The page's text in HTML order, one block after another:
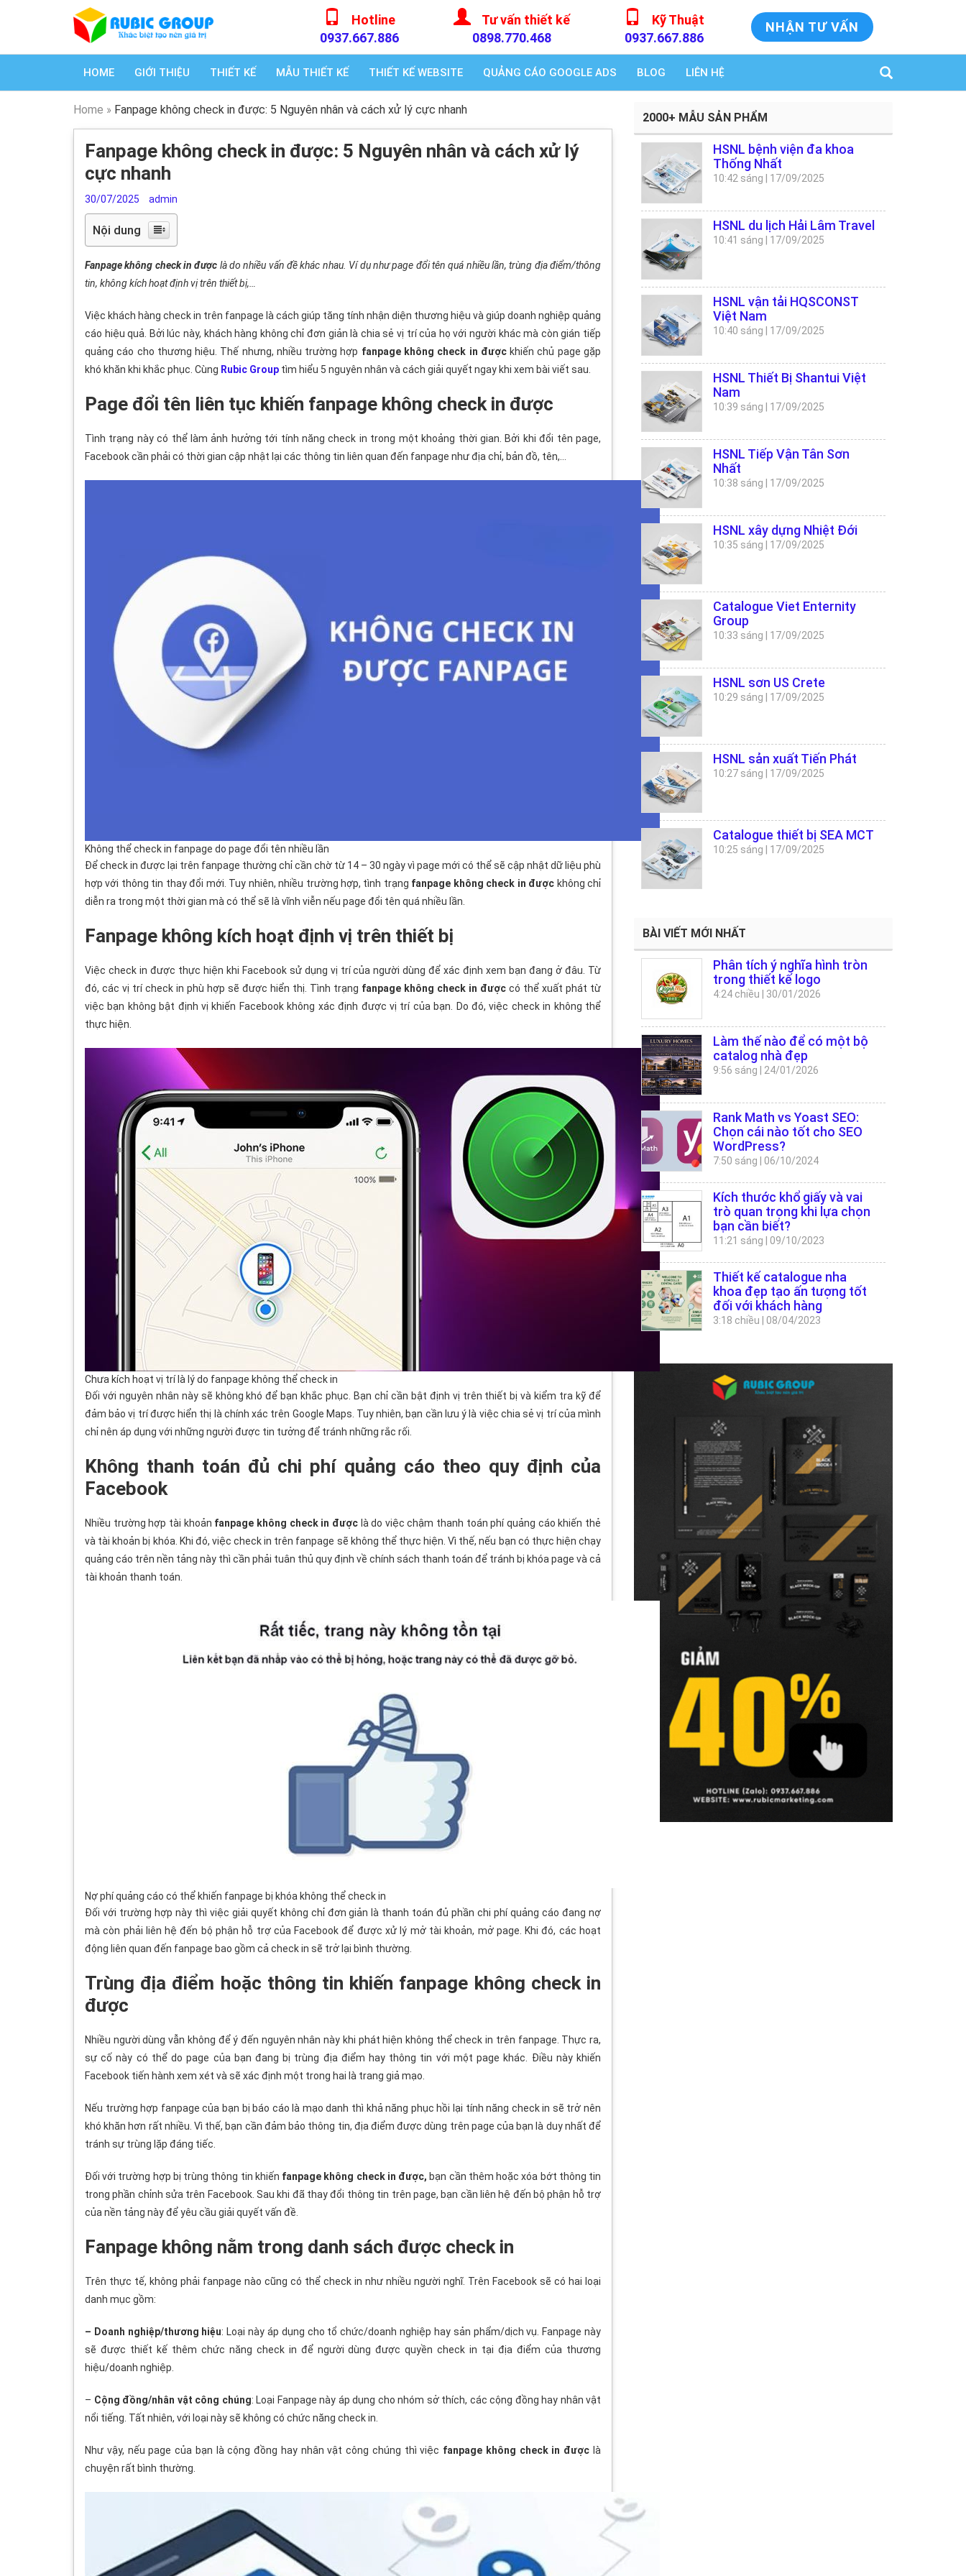
Hotline
0937.667.886
Tư vấn thiết kế
0898.770.468
Kỹ Thuật
0937.667.886
NHẬN TƯ VẤN
HOME GIỚI THIỆU THIẾT KẾ MẪU THIẾT KẾ THIẾT KẾ WEBSITE QUẢNG CÁO GOOGLE ADS BLOG LIÊN HỆ
Home » Fanpage không check in được: 5 Nguyên nhân và cách xử lý cực nhanh
Fanpage không check in được: 5 Nguyên nhân và cách xử lý
cực nhanh
30/07/2025 admin
Nội dung
Fanpage không check in được là do nhiều vấn đề khác nhau. Ví dụ như page đổi tên quá nhiều lần, trùng địa điểm/thông
tin, không kích hoạt định vị trên thiết bị,…
Việc khách hàng check in trên fanpage là cách giúp tăng tính nhận diện thương hiệu và giúp doanh nghiệp quảng
cáo hiệu quả. Bởi lúc này, khách hàng không chỉ đơn giản là chia sẻ vị trí của họ với người khác mà còn gián tiếp
quảng cáo cho thương hiệu. Thế nhưng, nhiều trường hợp fanpage không check in đượckhiến chủ page gặp
khó khăn khi khắc phục. Cùng Rubic Group tìm hiểu 5 nguyên nhân và cách giải quyết ngay khi xem bài viết sau.
Page đổi tên liên tục khiến fanpage không check in được
Tình trạng này có thể làm ảnh hưởng tới tính năng check in trong một khoảng thời gian. Bởi khi đổi tên page,
Facebook cần phải có thời gian cập nhật lại các thông tin liên quan đến fanpage như địa chỉ, bản đồ, tên,…
Không thể check in fanpage do page đổi tên nhiều lần
Để check in được lại trên fanpage thường chỉ cần chờ từ 14 – 30 ngày vì page mới có thể sẽ cập nhật dữ liệu phù
hợp với thông tin thay đổi mới. Tuy nhiên, nhiều trường hợp, tình trạng fanpage không check in được không chỉ
diễn ra trong một thời gian mà có thể sẽ là vĩnh viễn nếu page đổi tên quá nhiều lần.
Fanpage không kích hoạt định vị trên thiết bị
Việc check in được thực hiện khi Facebook sử dụng vị trí của người dùng để xác định xem bạn đang ở đâu. Từ
đó, các vị trí check in phù hợp sẽ được hiển thị. Tình trạng fanpage không check in được có thể xuất phát từ
việc bạn không bật định vị khiến Facebook không xác định được vị trí của bạn. Do đó, việc check in không thể
thực hiện.
Chưa kích hoạt vị trí là lý do fanpage không thể check in
Đối với nguyên nhân này sẽ không khó để bạn khắc phục. Bạn chỉ cần bật định vị trên thiết bị và kiểm tra kỹ để
đảm bảo vị trí được hiển thị là chính xác trên Google Maps. Tuy nhiên, bạn cần lưu ý là việc chia sẻ vị trí của mình
chỉ nên áp dụng với những người được tin tưởng để tránh những rắc rối.
Không thanh toán đủ chi phí quảng cáo theo quy định của
Facebook
Nhiều trường hợp tài khoản fanpage không check in đượclà do việc chậm thanh toán phí quảng cáo khiến thẻ
và tài khoản bị khóa. Khi đó, việc check in trên fanpage sẽ không thể thực hiện. Vì thế, nếu bạn có thực hiện chạy
quảng cáo trên nền tảng này thì cần phải tuân thủ quy định về chính sách thanh toán để tránh bị khóa page và cả
tài khoản thanh toán.
Nợ phí quảng cáo có thể khiến fanpage bị khóa không thể check in
Đối với trường hợp này thì việc giải quyết không chỉ đơn giản là thanh toán đủ phần chi phí quảng cáo đang nợ
mà còn phải liên hệ đến bộ phận hỗ trợ của Facebook để được xử lý mở tài khoản, mở page. Khi đó, các hoạt
động liên quan đến fanpage bao gồm cả check in sẽ trở lại bình thường.
Trùng địa điểm hoặc thông tin khiến fanpage không check in
được
Nhiều người dùng vẫn không để ý đến nguyên nhân này khi phát hiện không thể check in trên fanpage. Thực ra,
sự cố này có thể do page của bạn đang bị trùng địa điểm hay thông tin với một page khác. Điều này khiến
Facebook tiến hành xem xét và sẽ xác định một trong hai là trang giả mạo.
Nếu trường hợp fanpage của bạn bị báo cáo là mạo danh thì khả năng phục hồi lại tính năng check in sẽ trở nên
khó khăn hơn rất nhiều. Vì thế, bạn cần đảm bảo thông tin, địa điểm được dùng trên page của bạn là duy nhất để
tránh sự trùng lặp đáng tiếc.
Đối với trường hợp bị trùng thông tin khiến fanpage không check in được, bạn cần thêm hoặc xóa bớt thông tin
trong phần chỉnh sửa trên Facebook. Sau khi đã thay đổi thông tin trên page, bạn cần liên hệ đến bộ phận hỗ trợ
của nền tảng này để yêu cầu giải quyết vấn đề.
Fanpage không nằm trong danh sách được check in
Trên thực tế, không phải fanpage nào cũng có thể check in như nhiều người nghĩ. Trên Facebook sẽ có hai loại
danh mục gồm:
– Doanh nghiệp/thương hiệu: Loại này áp dụng cho tổ chức/doanh nghiệp hay sản phẩm/dịch vụ. Fanpage này
sẽ được thiết kế thêm chức năng check in để người dùng được quyền check in tại địa điểm của thương
hiệu/doanh nghiệp.
– Cộng đồng/nhân vật công chúng: Loại Fanpage này áp dụng cho nhóm sở thích, các cộng đồng hay nhân vật
nổi tiếng. Tất nhiên, với loại này sẽ không có chức năng check in.
Như vậy, nếu page của bạn là cộng đồng hay nhân vật công chúng thì việc fanpage không check in được là
chuyện rất bình thường.
2000+ MẪU SẢN PHẨM
HSNL bệnh viện đa khoa
Thống Nhất
10:42 sáng 17/09/2025
HSNL du lịch Hải Lâm Travel
10:41 sáng 17/09/2025
HSNL vận tải HQSCONST
Việt Nam
10:40 sáng 17/09/2025
HSNL Thiết Bị Shantui Việt
Nam
10:39 sáng 17/09/2025
HSNL Tiếp Vận Tân Sơn
Nhất
10:38 sáng 17/09/2025
HSNL xây dựng Nhiệt Đới
10:35 sáng 17/09/2025
Catalogue Viet Enternity
Group
10:33 sáng 17/09/2025
HSNL sơn US Crete
10:29 sáng 17/09/2025
HSNL sản xuất Tiến Phát
10:27 sáng 17/09/2025
Catalogue thiết bị SEA MCT
10:25 sáng 17/09/2025
BÀI VIẾT MỚI NHẤT
Phân tích ý nghĩa hình tròn
trong thiết kế logo
4:24 chiều 30/01/2026
Làm thế nào để có một bộ
catalog nhà đẹp
9:56 sáng 24/01/2026
Rank Math vs Yoast SEO:
Chọn cái nào tốt cho SEO
WordPress?
7:50 sáng 06/10/2024
Kích thước khổ giấy và vai
trò quan trọng khi lựa chọn
bạn cần biết?
11:21 sáng 09/10/2023
Thiết kế catalogue nha
khoa đẹp tạo ấn tượng tốt
đối với khách hàng
3:18 chiều 08/04/2023